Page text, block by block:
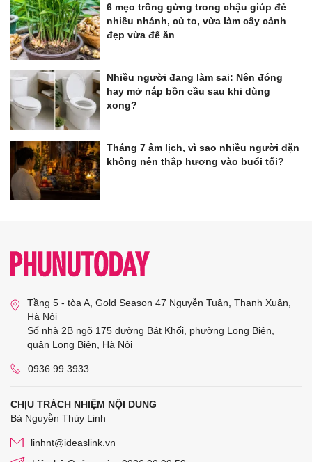
6 mẹo trồng gừng trong chậu giúp đẻ
nhiều nhánh, củ to, vừa làm cây cảnh
đẹp vừa để ăn
Nhiều người đang làm sai: Nên đóng
hay mở nắp bồn cầu sau khi dùng
xong?
Tháng 7 âm lịch, vì sao nhiều người dặn
không nên thắp hương vào buổi tối?
Tầng 5 - tòa A, Gold Season 47 Nguyễn Tuân, Thanh Xuân,
Hà Nội
Số nhà 2B ngõ 175 đường Bát Khối, phường Long Biên,
quận Long Biên, Hà Nội
0936 99 3933
CHỊU TRÁCH NHIỆM NỘI DUNG
Bà Nguyễn Thùy Linh
linhnt@ideaslink.vn